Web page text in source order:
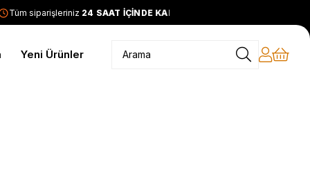
siparişleriniz24 SAAT İÇİNDE KARGODA
Yeni Ürünler